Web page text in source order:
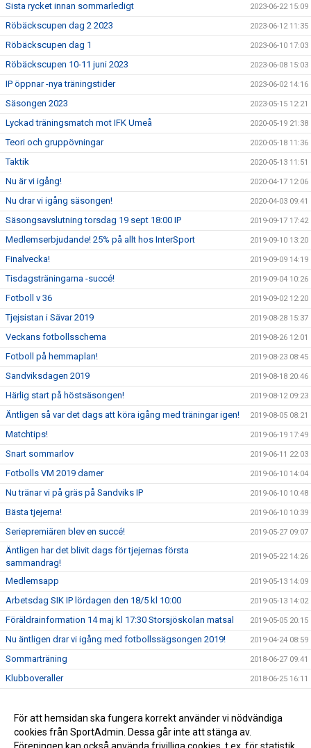
Sista rycket innan sommarledigt 2023-06-22 15:09
Röbäckscupen dag 2 2023 2023-06-12 11:35
Röbäckscupen dag 1 2023-06-10 17:03
Röbäckscupen 10-11 juni 2023 2023-06-08 15:03
IP öppnar -nya träningstider 2023-06-02 14:16
Säsongen 2023 2023-05-15 12:21
Lyckad träningsmatch mot IFK Umeå 2020-05-19 21:38
Teori och gruppövningar 2020-05-18 11:36
Taktik 2020-05-13 11:51
Nu är vi igång! 2020-04-17 12:06
Nu drar vi igång säsongen! 2020-04-03 09:41
Säsongsavslutning torsdag 19 sept 18:00 IP 2019-09-17 17:42
Medlemserbjudande! 25% på allt hos InterSport 2019-09-10 13:20
Finalvecka! 2019-09-09 14:19
Tisdagsträningarna -succé! 2019-09-04 10:26
Fotboll v 36 2019-09-02 12:20
Tjejsistan i Sävar 2019 2019-08-28 15:37
Veckans fotbollsschema 2019-08-26 12:01
Fotboll på hemmaplan! 2019-08-23 08:45
Sandviksdagen 2019 2019-08-18 20:46
Härlig start på höstsäsongen! 2019-08-12 09:23
Äntligen så var det dags att köra igång med träningar igen! 2019-08-05 08:21
Matchtips! 2019-06-19 17:49
Snart sommarlov 2019-06-11 22:03
Fotbolls VM 2019 damer 2019-06-10 14:04
Nu tränar vi på gräs på Sandviks IP 2019-06-10 10:48
Bästa tjejerna! 2019-06-10 10:39
Seriepremiären blev en succé! 2019-05-27 09:07
Äntligen har det blivit dags för tjejernas första
sammandrag!
2019-05-22 14:26
Medlemsapp 2019-05-13 14:09
Arbetsdag SIK IP lördagen den 18/5 kl 10:00 2019-05-13 14:02
Föräldrainformation 14 maj kl 17:30 Storsjöskolan matsal 2019-05-05 20:15
Nu äntligen drar vi igång med fotbollssägsongen 2019! 2019-04-24 08:59
Sommarträning 2018-06-27 09:41
Klubboveraller 2018-06-25 16:11
Möss -och lotteri försäljning 2018-06-18 14:45
Klubboverallerna 2018-06-18 14:28
För att hemsidan ska fungera korrekt använder vi nödvändiga
cookies från SportAdmin. Dessa går inte att stänga av.